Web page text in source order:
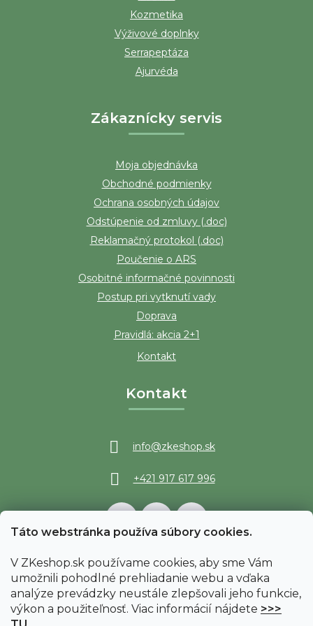
Táto webstránka používa súbory cookies.
V ZKeshop.sk používame cookies, aby sme Vám
umožnili pohodlné prehliadanie webu a vďaka
analýze prevádzky neustále zlepšovali jeho funkcie,
výkon a použiteľnosť. Viac informácií nájdete >>>
Kozmetika
Výživové doplnky
Serrapeptáza
Ajurvéda
Zákaznícky servis
Moja objednávka
Obchodné podmienky
Ochrana osobných údajov
Odstúpenie od zmluvy (.doc)
Reklamačný protokol (.doc)
Poučenie o ARS
Osobitné informačné povinnosti
Postup pri vytknutí vady
Doprava
Pravidlá: akcia 2+1
Kontakt
Kontakt
info@zkeshop.sk
+421 917 617 996